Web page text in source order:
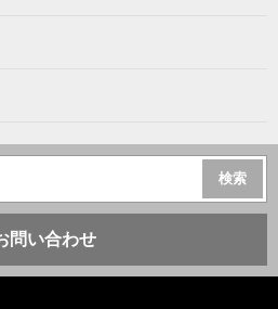
問い合わせ